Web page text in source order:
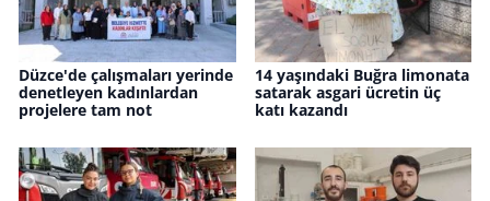
Düzce'de çalışmaları yerinde
denetleyen kadınlardan
projelere tam not
14 yaşındaki Buğra limonata
satarak asgari ücretin üç
katı kazandı